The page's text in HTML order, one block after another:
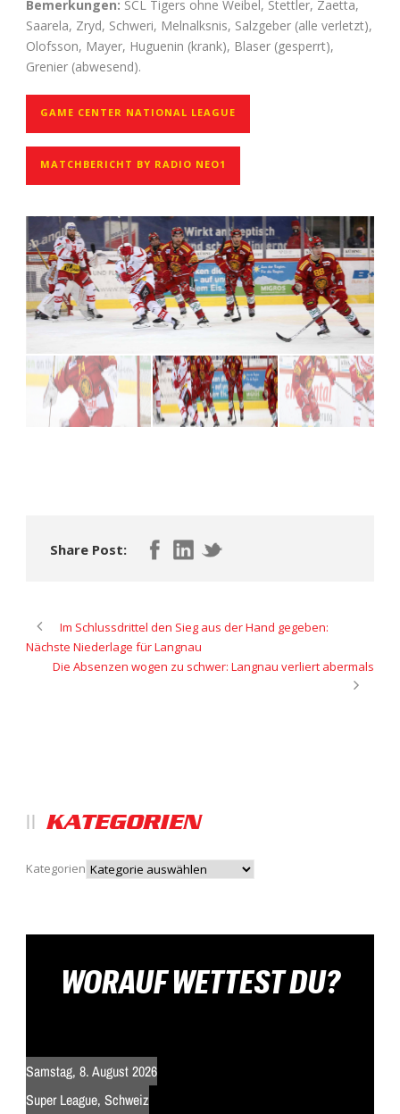
Bemerkungen: SCL Tigers ohne Weibel, Stettler, Zaetta,
Saarela, Zryd, Schweri, Melnalksnis, Salzgeber (alle verletzt),
Olofsson, Mayer, Huguenin (krank), Blaser (gesperrt),
Grenier (abwesend).
GAME CENTER NATIONAL LEAGUE
MATCHBERICHT BY RADIO NEO1
Share Post:
Im Schlussdrittel den Sieg aus der Hand gegeben:
Nächste Niederlage für Langnau
Die Absenzen wogen zu schwer: Langnau verliert abermals
KATEGORIEN
Kategorien